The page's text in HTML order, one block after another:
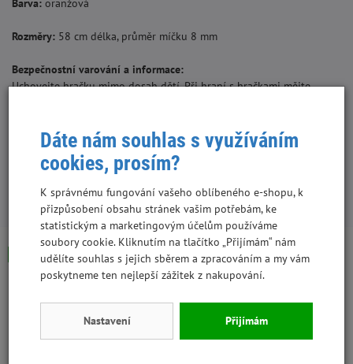
Barva: oranžová
Rozměry: 58 cm délka, průměr míčku 8 mm
Bezpečnostní varování a informace:
Uchovejte hračku mimo dosah dětí. Při hraní s hračkami mějte
vyhoďte/vyměňte. Před použitím sejměte obal.
S tímto produktem lidé kupují:
Skladem Skladem Výhodná cena
Dáte nám souhlas s využíváním
cookies, prosím?
K správnému fungování vašeho oblíbeného e-shopu, k
přizpůsobení obsahu stránek vašim potřebám, ke
statistickým a marketingovým účelům používáme
soubory cookie. Kliknutím na tlačítko „Přijímám“ nám
udělíte souhlas s jejich sběrem a zpracováním a my vám
poskytneme ten nejlepší zážitek z nakupování.
Nastavení Přijímám